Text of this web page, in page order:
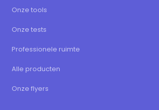
Onze tools
Onze tests
Professionele ruimte
Alle producten
Onze flyers